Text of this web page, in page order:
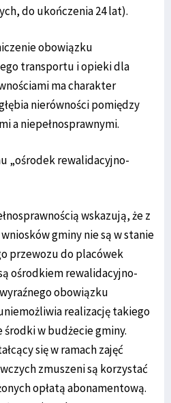
do ukończenia 24 lat).
obowiązku
transportu i opieki dla
ma charakter
nierówności pomiędzy
a niepełnosprawnymi.
„ośrodek rewalidacyjno-
wskazują, że z
gminy nie są w stanie
przewozu do placówek
ośrodkiem rewalidacyjno-
obowiązku
realizację takiego
w budżecie gminy.
się w ramach zajęć
zmuszeni są korzystać
opłatą abonamentową.